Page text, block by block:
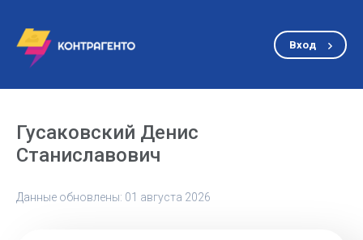
Вход
Гусаковский Денис
Станиславович
Данные обновлены: 01 августа 2026